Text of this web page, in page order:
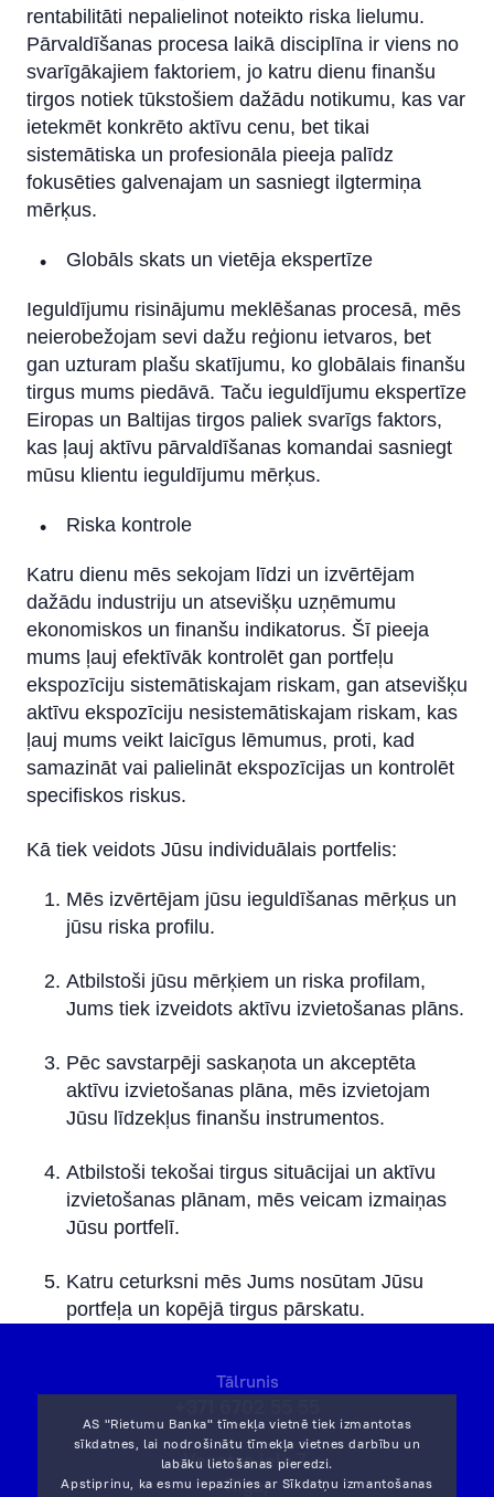
rentabilitāti nepalielinot noteikto riska lielumu.
Pārvaldīšanas procesa laikā disciplīna ir viens no
svarīgākajiem faktoriem, jo katru dienu finanšu
tirgos notiek tūkstošiem dažādu notikumu, kas var
ietekmēt konkrēto aktīvu cenu, bet tikai
sistemātiska un profesionāla pieeja palīdz
fokusēties galvenajam un sasniegt ilgtermiņa
mērķus.
Globāls skats un vietēja ekspertīze
Ieguldījumu risinājumu meklēšanas procesā, mēs
neierobežojam sevi dažu reģionu ietvaros, bet
gan uzturam plašu skatījumu, ko globālais finanšu
tirgus mums piedāvā. Taču ieguldījumu ekspertīze
Eiropas un Baltijas tirgos paliek svarīgs faktors,
kas ļauj aktīvu pārvaldīšanas komandai sasniegt
mūsu klientu ieguldījumu mērķus.
Riska kontrole
Katru dienu mēs sekojam līdzi un izvērtējam
dažādu industriju un atsevišķu uzņēmumu
ekonomiskos un finanšu indikatorus. Šī pieeja
mums ļauj efektīvāk kontrolēt gan portfeļu
ekspozīciju sistemātiskajam riskam, gan atsevišķu
aktīvu ekspozīciju nesistemātiskajam riskam, kas
ļauj mums veikt laicīgus lēmumus, proti, kad
samazināt vai palielināt ekspozīcijas un kontrolēt
specifiskos riskus.
Kā tiek veidots Jūsu individuālais portfelis:
Mēs izvērtējam jūsu ieguldīšanas mērķus un
jūsu riska profilu.
Atbilstoši jūsu mērķiem un riska profilam,
Jums tiek izveidots aktīvu izvietošanas plāns.
Pēc savstarpēji saskaņota un akceptēta
aktīvu izvietošanas plāna, mēs izvietojam
Jūsu līdzekļus finanšu instrumentos.
Atbilstoši tekošai tirgus situācijai un aktīvu
izvietošanas plānam, mēs veicam izmaiņas
Jūsu portfelī.
Katru ceturksni mēs Jums nosūtam Jūsu
portfeļa un kopējā tirgus pārskatu.
AS "Rietumu Banka" tīmekļa vietnē tiek izmantotas
sīkdatnes, lai nodrošinātu tīmekļa vietnes darbību un
labāku lietošanas pieredzi.
Apstiprinu, ka esmu iepazinies ar Sīkdatņu izmantošanas
Tālrunis
Vesetas iela 7,
Rīga,